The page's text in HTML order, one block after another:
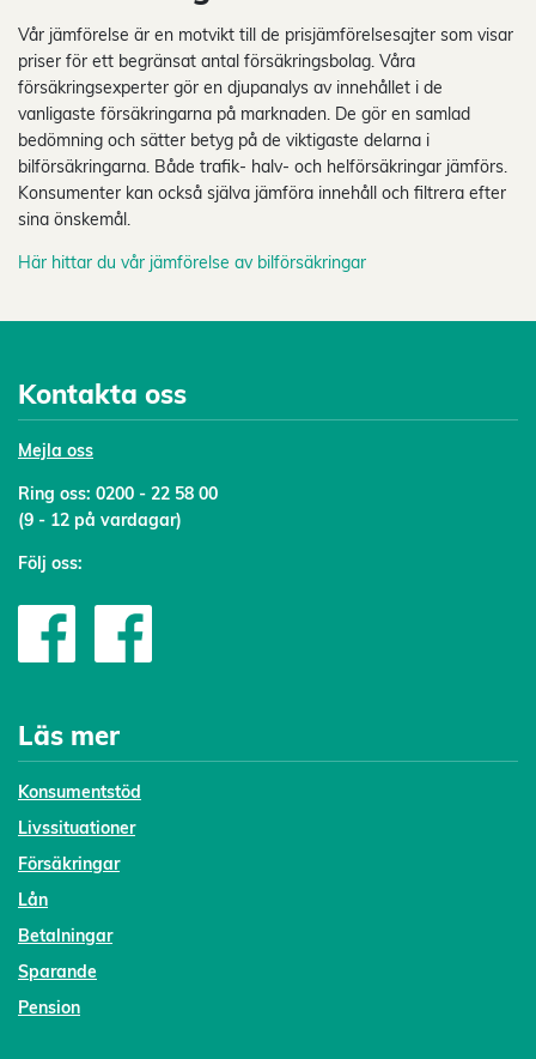
Vår jämförelse är en motvikt till de prisjämförelsesajter som visar
priser för ett begränsat antal försäkringsbolag. Våra
försäkringsexperter gör en djupanalys av innehållet i de
vanligaste försäkringarna på marknaden. De gör en samlad
bedömning och sätter betyg på de viktigaste delarna i
bilförsäkringarna. Både trafik- halv- och helförsäkringar jämförs.
Konsumenter kan också själva jämföra innehåll och filtrera efter
sina önskemål.
Här hittar du vår jämförelse av bilförsäkringar
Kontakta oss
Mejla oss
Ring oss: 0200 - 22 58 00
(9 - 12 på vardagar)
Följ oss:
Läs mer
Konsumentstöd
Livssituationer
Försäkringar
Lån
Betalningar
Sparande
Pension